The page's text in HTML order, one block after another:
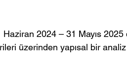
2024 – 31 Mayıs
üzerinden yapısal bir analiz